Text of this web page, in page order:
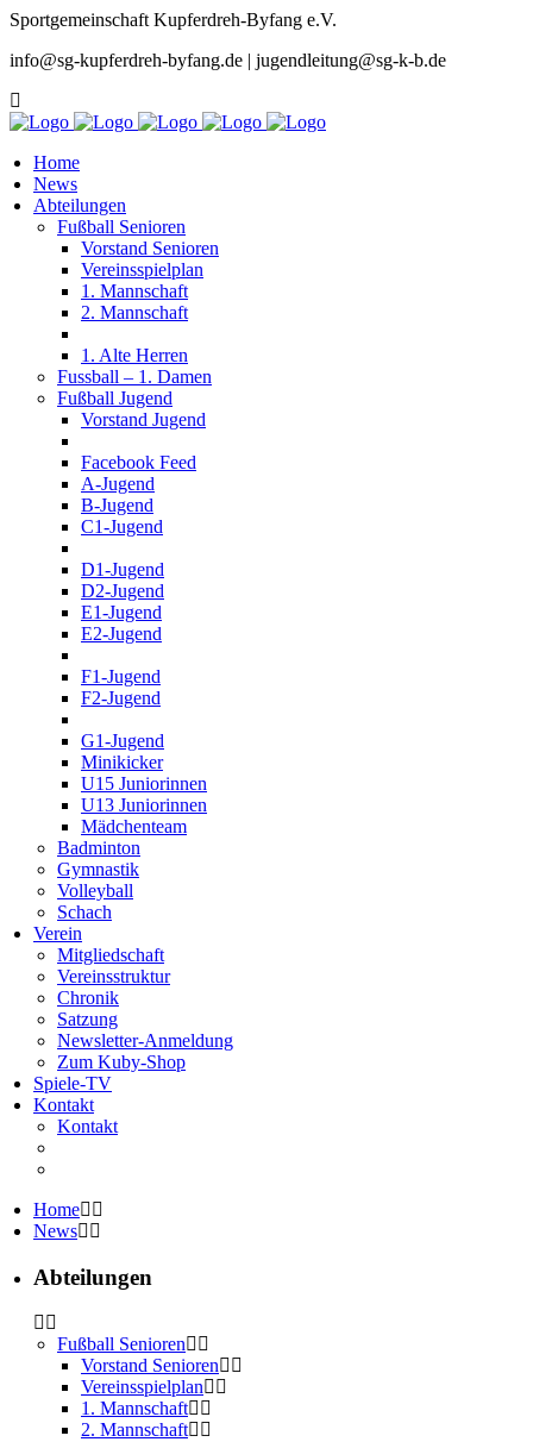
Sportgemeinschaft Kupferdreh-Byfang e.V.
info@sg-kupferdreh-byfang.de | jugendleitung@sg-k-b.de
Home
News
Abteilungen
Fußball Senioren
Vorstand Senioren
Vereinsspielplan
1. Mannschaft
2. Mannschaft
1. Alte Herren
Fussball – 1. Damen
Fußball Jugend
Vorstand Jugend
Facebook Feed
A-Jugend
B-Jugend
C1-Jugend
D1-Jugend
D2-Jugend
E1-Jugend
E2-Jugend
F1-Jugend
F2-Jugend
G1-Jugend
Minikicker
U15 Juniorinnen
U13 Juniorinnen
Mädchenteam
Badminton
Gymnastik
Volleyball
Schach
Verein
Mitgliedschaft
Vereinsstruktur
Chronik
Satzung
Newsletter-Anmeldung
Zum Kuby-Shop
Spiele-TV
Kontakt
Kontakt
Home
News
Abteilungen
Fußball Senioren
Vorstand Senioren
Vereinsspielplan
1. Mannschaft
2. Mannschaft